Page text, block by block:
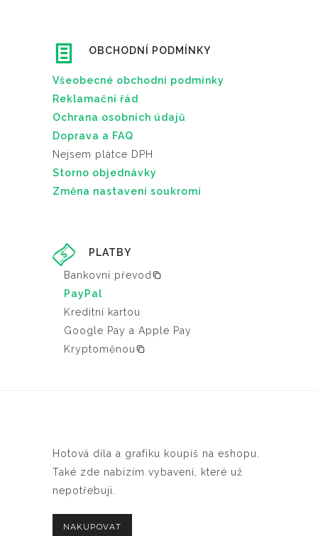
OBCHODNÍ PODMÍNKY
Všeobecné obchodní podmínky
Reklamační řád
Ochrana osobních údajů
Doprava a FAQ
Nejsem plátce DPH
Storno objednávky
Změna nastavení soukromí
PLATBY
Bankovní převod
PayPal
Kreditní kartou
Google Pay a Apple Pay
Kryptoměnou
Hotová díla a grafiku koupíš na eshopu.
Také zde nabízím vybavení, které už
nepotřebuji.
NAKUPOVAT